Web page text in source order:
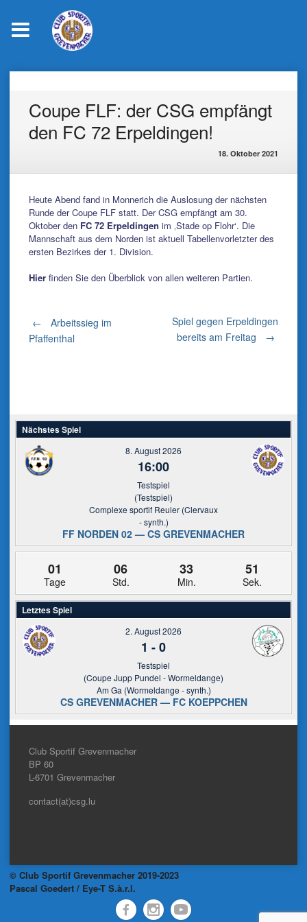
contentCoupe FLF: der CSG empfängt
den FC 72 Erpeldingen!
18. Oktober 2021
Heute Abend fand in Monnerich die Auslosung der nächsten
Runde der Coupe FLF statt. Der CSG empfängt am 30.
Oktober den FC 72 Erpeldingen im ‚Stade op Flohr‘. Die
Mannschaft aus dem Norden ist aktuell Tabellenvorletzter des
ersten Bezirkes der 1. Division.
Hier finden Sie den Überblick von allen weiteren Partien.
Post
←
Arbeitssieg im
Pfaffenthal
Spiel gegen Erpeldingen
bereits am Freitag
→
Nächstes Spiel
8. August 2026
16:00
Testspiel
(Testspiel)
Complexe sportif Reuler (Clervaux
- synth.)
FF NORDEN 02 — CS GREVENMACHER
01
Tage
06
Std.
33
Min.
51
Sek.
Letztes Spiel
2. August 2026
1 -0
Testspiel
(Coupe Jupp Pundel - Wormeldange)
Am Ga (Wormeldange - synth.)
CS GREVENMACHER — FC KOEPPCHEN
Club Sportif Grevenmacher
BP 60
L-6701 Grevenmacher
contact(at)csg.lu
© Club Sportif Grevenmacher 2019-2023
Pascal Goedert / Eye-T S.à.r.l.